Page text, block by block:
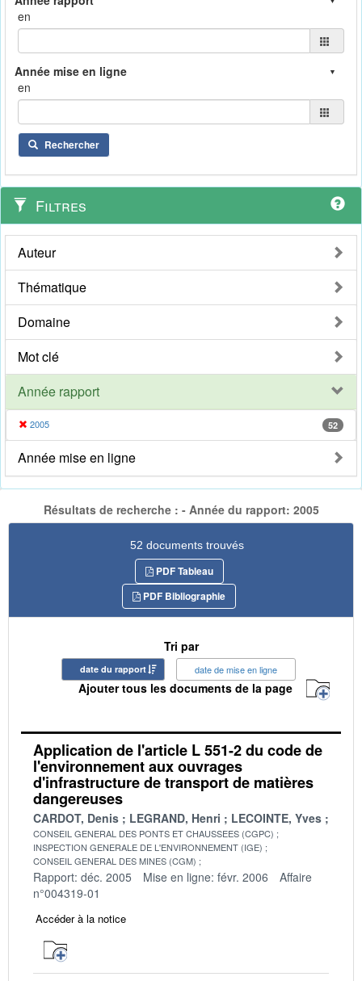
en
en
Rechercher
Filtres
Auteur
Thématique
Domaine
Mot clé
Année rapport
2005 52
Année mise en ligne
Résultats de recherche : - Année du rapport: 2005
52 documents trouvés
PDF Tableau
PDF Bibliographie
Tri par
date du rapport date de mise en ligne
Ajouter tous les documents de la page
Application de l'article L 551-2 du code de
l'environnement aux ouvrages
d'infrastructure de transport de matières
dangereuses
CARDOT, Denis LEGRAND, Henri LECOINTE, Yves
CONSEIL GENERAL DES PONTS ET CHAUSSEES (CGPC)
INSPECTION GENERALE DE L'ENVIRONNEMENT (IGE)
CONSEIL GENERAL DES MINES (CGM)
Rapport: déc. 2005 Mise en ligne: févr. 2006
Affaire
n°004319-01
Accéder à la notice